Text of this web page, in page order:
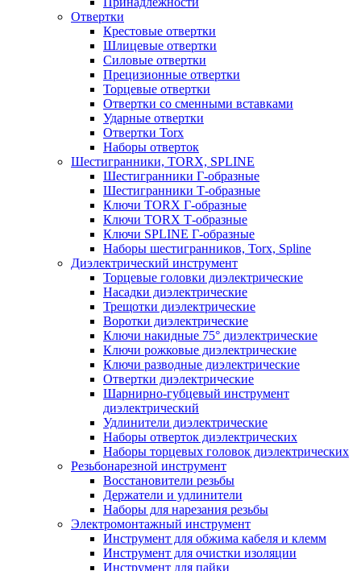
Отвертки
Крестовые отвертки
Шлицевые отвертки
Силовые отвертки
Прецизионные отвертки
Торцевые отвертки
Отвертки со сменными вставками
Ударные отвертки
Отвертки Torx
Наборы отверток
Шестигранники, TORX, SPLINE
Шестигранники Г-образные
Шестигранники Т-образные
Ключи TORX Г-образные
Ключи TORX Т-образные
Ключи SPLINE Г-образные
Наборы шестигранников, Torx, Spline
Диэлектрический инструмент
Торцевые головки диэлектрические
Насадки диэлектрические
Трещотки диэлектрические
Воротки диэлектрические
Ключи накидные 75° диэлектрические
Ключи рожковые диэлектрические
Ключи разводные диэлектрические
Отвертки диэлектрические
Шарнирно-губцевый инструмент
диэлектрический
Удлинители диэлектрические
Наборы отверток диэлектрических
Наборы торцевых головок диэлектрических
Резьбонарезной инструмент
Восстановители резьбы
Держатели и удлинители
Наборы для нарезания резьбы
Электромонтажный инструмент
Инструмент для обжима кабеля и клемм
Инструмент для очистки изоляции
Инструмент для пайки